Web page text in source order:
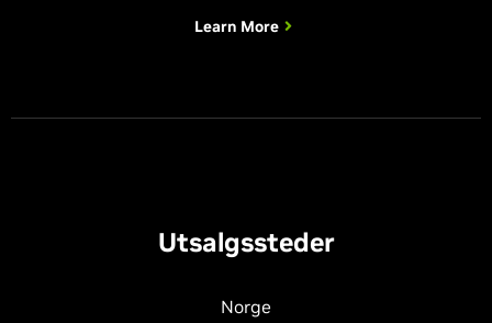
Learn More
Utsalgssteder
Norge